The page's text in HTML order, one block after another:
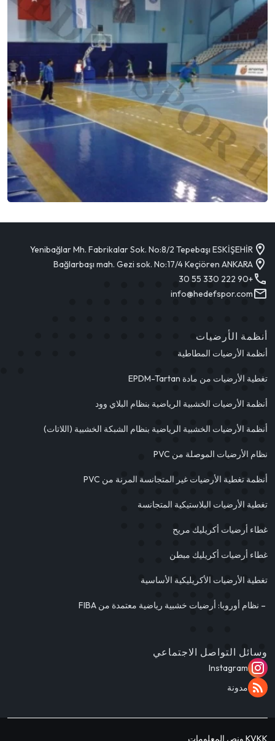
Yenibağlar Mh. Fabrikalar Sok. No:8/2 Tepebaşı ESKİŞEHİR
Bağlarbaşı mah. Gezi sok. No:17/4 Keçiören ANKARA
+90 222 330 55 30
info@hedefspor.com
أنظمة الأرضيات
أنظمة الأرضيات المطاطية
تغطية الأرضيات من مادة EPDM-Tartan
أنظمة الأرضيات الخشبية الرياضية بنظام البلاي وود
أنظمة الأرضيات الخشبية الرياضية بنظام الشبكة الخشبية (اللاتات)
نظام الأرضيات الموصلة من PVC
أنظمة تغطية الأرضيات غير المتجانسة المرنة من PVC
تغطية الأرضيات البلاستيكية المتجانسة
غطاء أرضيات أكريليك مريح
غطاء أرضيات أكريليك مبطن
تغطية الأرضيات الأكريليكية الأساسية
– نظام أوروبا: أرضيات خشبية رياضية معتمدة من FIBA
وسائل التواصل الاجتماعي
Instagram
مدونة
KVKK ونص المعلومات